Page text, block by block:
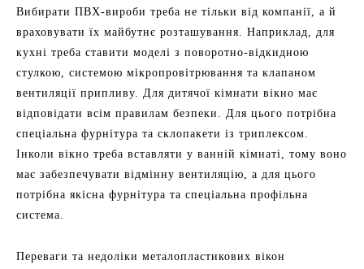
Вибирати ПВХ-вироби треба не тільки від компанії, а й
враховувати їх майбутнє розташування. Наприклад, для
кухні треба ставити моделі з поворотно-відкидною
стулкою, системою мікропровітрювання та клапаном
вентиляції припливу. Для дитячої кімнати вікно має
відповідати всім правилам безпеки. Для цього потрібна
спеціальна фурнітура та склопакети із триплексом.
Інколи вікно треба вставляти у ванній кімнаті, тому воно
має забезпечувати відмінну вентиляцію, а для цього
потрібна якісна фурнітура та спеціальна профільна
система.
Переваги та недоліки металопластикових вікон